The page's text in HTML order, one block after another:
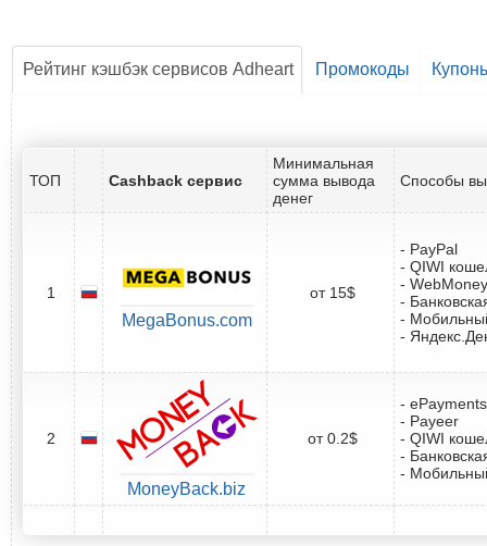
Рейтинг кэшбэк сервисов Adheart Промокоды
ТОП Cashback сервис
Минимальная
сумма вывода
денег
Способы
1
MegaBonus.com
от 15$
- PayPal
- QIWI
- WebMoney
-
-
-
2
MoneyBack.biz
от 0.2$
- ePayments
- Payeer
- QIWI
-
-